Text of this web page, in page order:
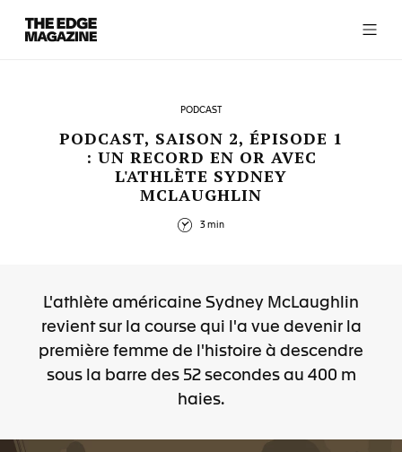
RECENT ARTICLES
The
Edge
Magazine
PODCAST
PODCAST, SAISON 2, ÉPISODE 1
: UN RECORD EN OR AVEC
L'ATHLÈTE SYDNEY
MCLAUGHLIN
3 min
L'athlète américaine Sydney McLaughlin
revient sur la course qui l'a vue devenir la
première femme de l'histoire à descendre
sous la barre des 52 secondes au 400 m
haies.